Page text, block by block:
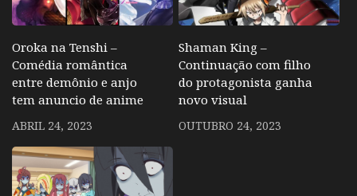
Oroka na Tenshi –
Comédia romântica
entre demônio e anjo
tem anuncio de anime
ABRIL 24, 2023
Shaman King –
Continuação com filho
do protagonista ganha
novo visual
OUTUBRO 24, 2023